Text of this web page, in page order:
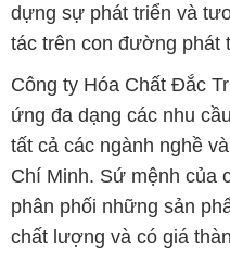
dựng sự phát triển và
tác trên con đường phát
Công ty Hóa Chất Đắc
ứng đa dạng các nhu
tất cả các ngành nghề
Chí Minh. Sứ mệnh của
phân phối những sản
chất lượng và có giá